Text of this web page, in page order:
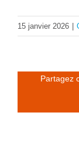
15 janvier 2026
Partagez